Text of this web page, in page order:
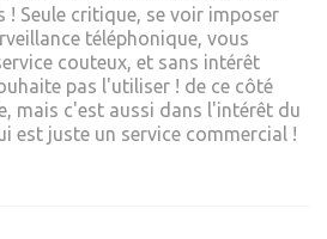
! Seule critique, se voir imposer
téléphonique, vous
couteux, et sans intérêt
pas l'utiliser ! de ce côté
mais c'est aussi dans l'intérêt du
est juste un service commercial !